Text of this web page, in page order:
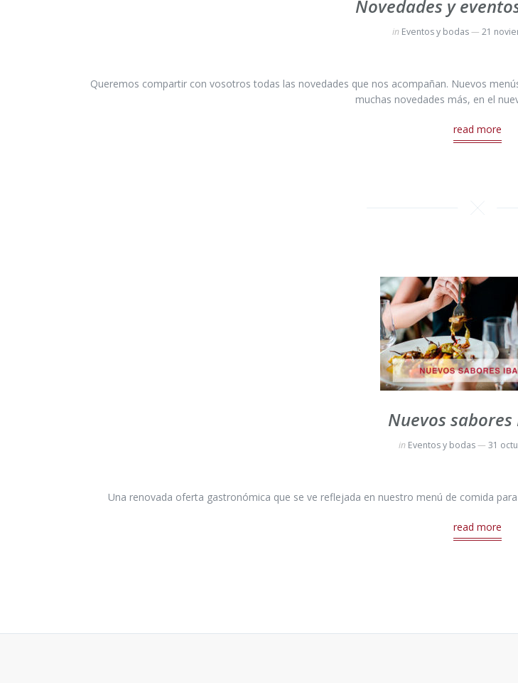
Novedades y
in Eventos y bodas 21
Queremos compartir con vosotros todas las novedades que nos acompañan. Nuevos
muchas novedades más, en el
read more
Nuevos
in Eventos y bodas 31
Una renovada oferta gastronómica que se ve reflejada en nuestro menú de comida
read more